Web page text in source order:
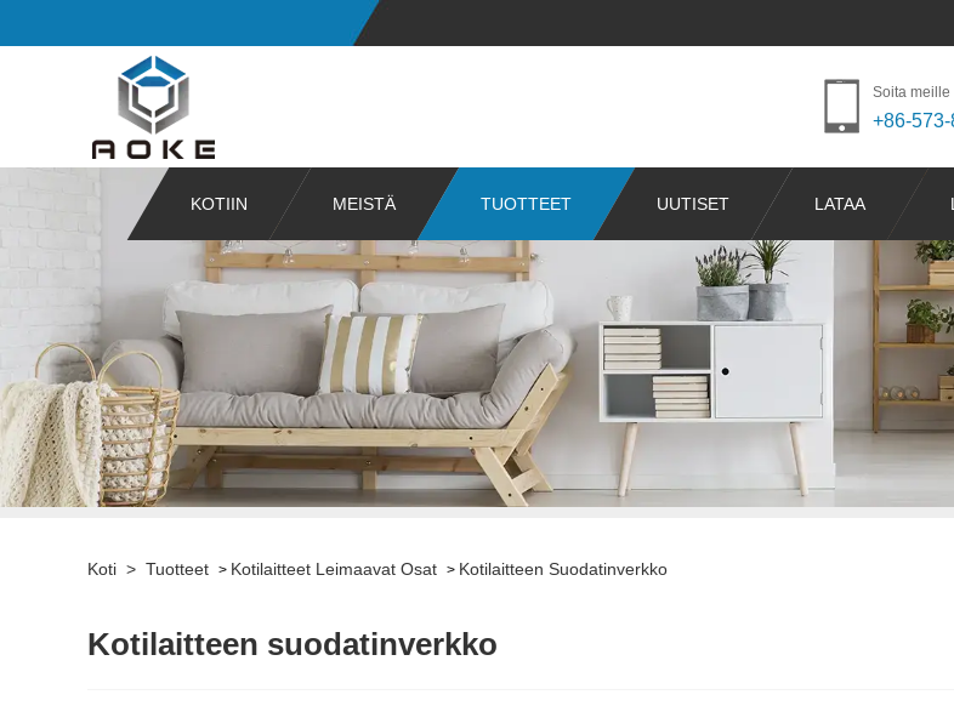
Soita meille
+86-
KOTIIN MEISTÄ TUOTTEET UUTISET LATAA
Koti > Tuotteet > Kotilaitteet Leimaavat Osat > Kotilaitteen Suodatinverkko
Kotilaitteen suodatinverkko